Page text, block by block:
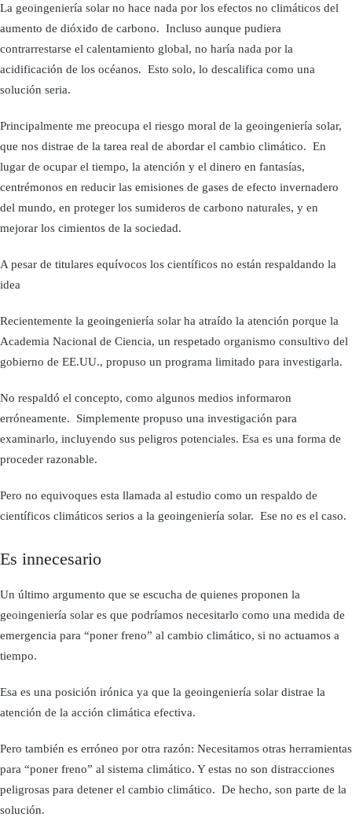
La geoingeniería solar no hace nada por los efectos no climáticos del
aumento de dióxido de carbono. Incluso aunque pudiera
contrarrestarse el calentamiento global, no haría nada por la
acidificación de los océanos. Esto solo, lo descalifica como una
solución seria.
Principalmente me preocupa el riesgo moral de la geoingeniería solar,
que nos distrae de la tarea real de abordar el cambio climático. En
lugar de ocupar el tiempo, la atención y el dinero en fantasías,
centrémonos en reducir las emisiones de gases de efecto invernadero
del mundo, en proteger los sumideros de carbono naturales, y en
mejorar los cimientos de la sociedad.
A pesar de titulares equívocos los científicos no están respaldando la
idea
Recientemente la geoingeniería solar ha atraído la atención porque la
Academia Nacional de Ciencia, un respetado organismo consultivo del
gobierno de EE.UU., propuso un programa limitado para investigarla.
No respaldó el concepto, como algunos medios informaron
erróneamente. Simplemente propuso una investigación para
examinarlo, incluyendo sus peligros potenciales. Esa es una forma de
proceder razonable.
Pero no equivoques esta llamada al estudio como un respaldo de
científicos climáticos serios a la geoingeniería solar. Ese no es el caso.
Es innecesario
Un último argumento que se escucha de quienes proponen la
geoingeniería solar es que podríamos necesitarlo como una medida de
emergencia para “poner freno” al cambio climático, si no actuamos a
tiempo.
Esa es una posición irónica ya que la geoingeniería solar distrae la
atención de la acción climática efectiva.
Pero también es erróneo por otra razón: Necesitamos otras herramientas
para “poner freno” al sistema climático. Y estas no son distracciones
peligrosas para detener el cambio climático. De hecho, son parte de la
solución.